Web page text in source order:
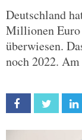
Deutschland
Millionen Euro
überwiesen.
noch 2022.
Facebook Twitter